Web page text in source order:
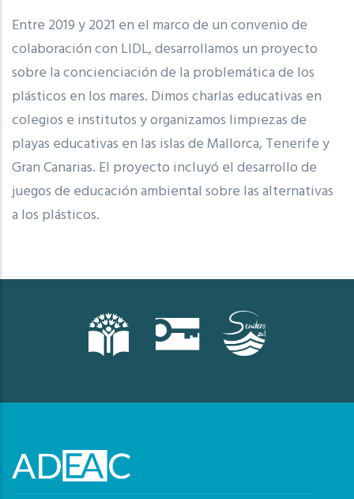
Entre 2019 y 2021 en el marco de un convenio de
colaboración con LIDL, desarrollamos un proyecto
sobre la concienciación de la problemática de los
plásticos en los mares. Dimos charlas educativas en
colegios e institutos y organizamos limpiezas de
playas educativas en las islas de Mallorca, Tenerife y
Gran Canarias. El proyecto incluyó el desarrollo de
juegos de educación ambiental sobre las alternativas
a los plásticos.